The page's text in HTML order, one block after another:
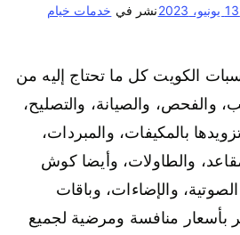
13 يونيو، 2023 نشر في خدمات خيام
الكويت كل ما تحتاج إليه من
والفحص، والصيانة، والتصليح،
بالمكيفات، والمبردات،
والطاولات، وأيضا كوش
والإضاءات، وباقات
بأسعار منافسة ومرضية لجميع